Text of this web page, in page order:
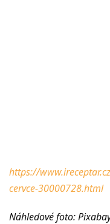
https://
cervce-30000728.html
Náhledové foto: